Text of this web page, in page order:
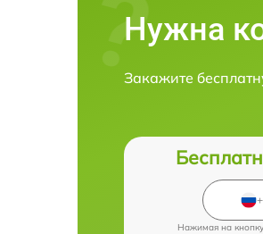
Нужна
Закажите
Нажимая на